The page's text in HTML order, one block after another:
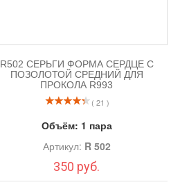
R502 СЕРЬГИ ФОРМА СЕРДЦЕ С
ПОЗОЛОТОЙ СРЕДНИЙ ДЛЯ
ПРОКОЛА R993
( 21 )
Объём: 1 пара
Артикул: R 502
350 руб.